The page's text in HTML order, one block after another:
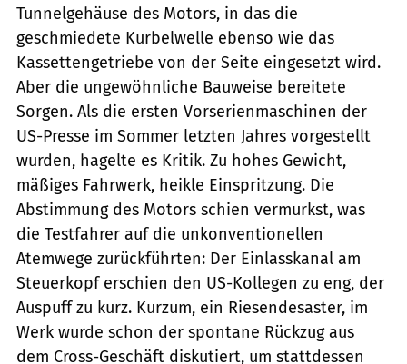
Tunnelgehäuse des Motors, in das die
geschmiedete Kurbelwelle ebenso wie das
Kassettengetriebe von der Seite eingesetzt wird.
Aber die ungewöhnliche Bauweise bereitete
Sorgen. Als die ersten Vorserienmaschinen der
US-Presse im Sommer letzten Jahres vorgestellt
wurden, hagelte es Kritik. Zu hohes Gewicht,
mäßiges Fahrwerk, heikle Einspritzung. Die
Abstimmung des Motors schien vermurkst, was
die Testfahrer auf die unkonventionellen
Atemwege zurückführten: Der Einlasskanal am
Steuerkopf erschien den US-Kollegen zu eng, der
Auspuff zu kurz. Kurzum, ein Riesendesaster, im
Werk wurde schon der spontane Rückzug aus
dem Cross-Geschäft diskutiert, um stattdessen